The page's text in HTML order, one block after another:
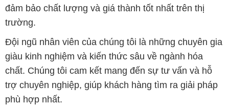
đảm bảo chất lượng và giá thành tốt nhất trên thị
trường.
Đội ngũ nhân viên của chúng tôi là những chuyên gia
giàu kinh nghiệm và kiến thức sâu về ngành hóa
chất. Chúng tôi cam kết mang đến sự tư vấn và hỗ
trợ chuyên nghiệp, giúp khách hàng tìm ra giải pháp
phù hợp nhất.